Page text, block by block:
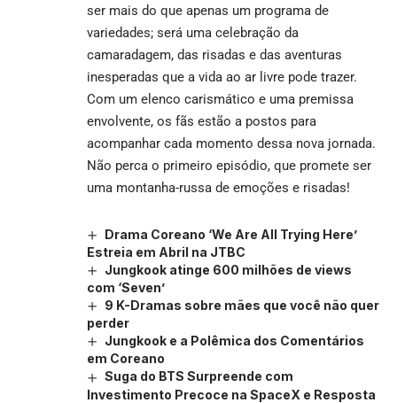
ser mais do que apenas um programa de
variedades; será uma celebração da
camaradagem, das risadas e das aventuras
inesperadas que a vida ao ar livre pode trazer.
Com um elenco carismático e uma premissa
envolvente, os fãs estão a postos para
acompanhar cada momento dessa nova jornada.
Não perca o primeiro episódio, que promete ser
uma montanha-russa de emoções e risadas!
Drama Coreano ‘We Are All Trying Here’
Estreia em Abril na JTBC
Jungkook atinge 600 milhões de views
com ‘Seven’
9 K-Dramas sobre mães que você não quer
perder
Jungkook e a Polêmica dos Comentários
em Coreano
Suga do BTS Surpreende com
Investimento Precoce na SpaceX e Resposta